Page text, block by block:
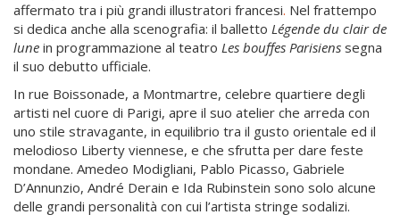
affermato tra i più grandi illustratori francesi. Nel frattempo
si dedica anche alla scenografia: il balletto Légende du clair de
lune in programmazione al teatro Les bouffes Parisiens segna
il suo debutto ufficiale.
In rue Boissonade, a Montmartre, celebre quartiere degli
artisti nel cuore di Parigi, apre il suo atelier che arreda con
uno stile stravagante, in equilibrio tra il gusto orientale ed il
melodioso Liberty viennese, e che sfrutta per dare feste
mondane. Amedeo Modigliani, Pablo Picasso, Gabriele
D’Annunzio, André Derain e Ida Rubinstein sono solo alcune
delle grandi personalità con cui l’artista stringe sodalizi.